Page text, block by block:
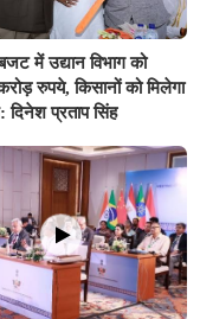
में उद्यान विभाग को
रुपये, किसानों को मिलेगा
दिनेश प्रताप सिंह